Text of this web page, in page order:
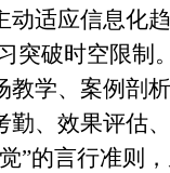
动适应信息化
突破时空限
教学、案例剖
勤、效果评估
”的言行准则